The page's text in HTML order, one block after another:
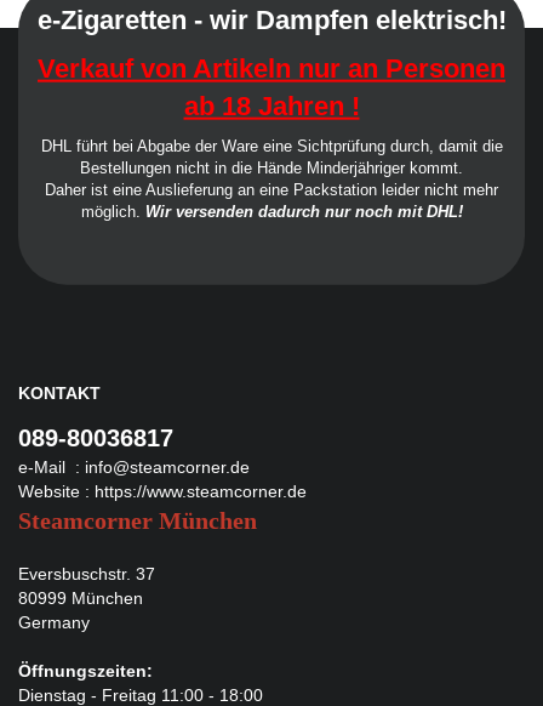
e-Zigaretten - wir Dampfen elektrisch!
Verkauf von Artikeln nur an Personen
ab 18 Jahren !
DHL führt bei Abgabe der Ware eine Sichtprüfung durch, damit die
Bestellungen nicht in die Hände Minderjähriger kommt.
Daher ist eine Auslieferung an eine Packstation leider nicht mehr
möglich. Wir versenden dadurch nur noch mit DHL!
KONTAKT
089-80036817
e-Mail : info@steamcorner.de
Website : https://www.steamcorner.de
Steamcorner München
Eversbuschstr. 37
80999 München
Germany
Öffnungszeiten:
Dienstag - Freitag 11:00 - 18:00